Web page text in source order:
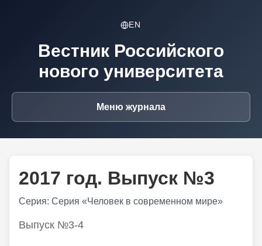
EN
Вестник Российского
нового университета
Меню журнала
2017 год. Выпуск №3
Серия: Серия «Человек в современном мире»
Выпуск №3-4